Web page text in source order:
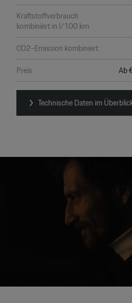
Kraftstoffverbrauch
kombiniert in l/100 km
CO2-Emission kombiniert
Preis
Ab
Technische Daten im